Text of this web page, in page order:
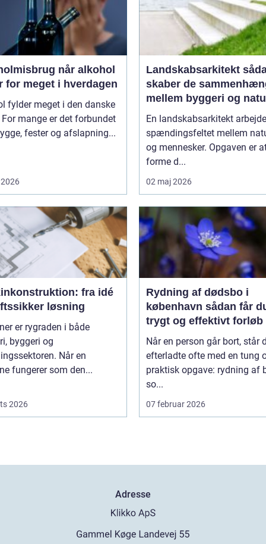
når alkohol
for meget i hverdagen
fylder meget i den danske
mange er det forbundet
fester og afslapning...
Landskabsarkitekt sådan
skaber de
mellem byggeri og
En landskabsarkitekt
spændingsfeltet mellem
og mennesker. Opgaven er
forme d...
02 maj 2026
fra idé
løsning
er rygraden i både
byggeri og
Når en
fungerer som den...
2026
Rydning af dødsbo i
københavn sådan får du et
trygt og effektivt forløb
Når en person går bort, står
efterladte ofte med en tung
praktisk opgave: rydning af
so...
07 februar 2026
Adresse